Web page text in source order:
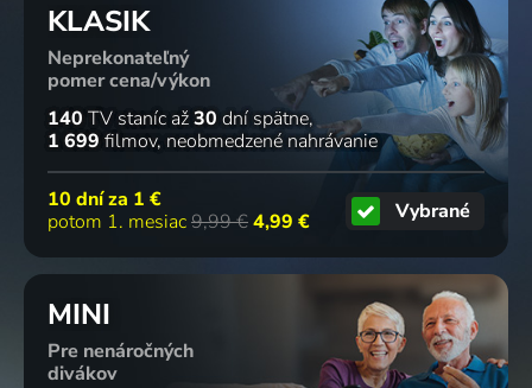
KLASIK
Neprekonateľný
pomer cena/výkon
140 TV staníc až30 dní spätne
1 699 filmov neobmedzené nahrávanie
10 dní za 1 €
potom 1. mesiac9,99 €4,99 € Vybrané
MINI
Pre nenáročných
divákov